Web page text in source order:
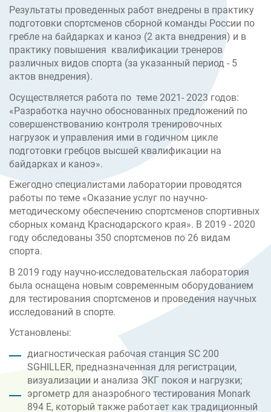
Результаты проведенных работ внедрены в практику
подготовки спортсменов сборной команды России по
гребле на байдарках и каноэ (2 акта внедрения) и в
практику повышения квалификации тренеров
различных видов спорта (за указанный период - 5
актов внедрения).
Осуществляется работа по теме 2021- 2023 годов:
«Разработка научно обоснованных предложений по
совершенствованию контроля тренировочных
нагрузок и управления ими в годичном цикле
подготовки гребцов высшей квалификации на
байдарках и каноэ».
Ежегодно специалистами лаборатории проводятся
работы по теме «Оказание услуг по научно-
методическому обеспечению спортсменов спортивных
сборных команд Краснодарского края». В 2019 - 2020
году обследованы 350 спортсменов по 26 видам
спорта.
В 2019 году научно-исследовательская лаборатория
была оснащена новым современным оборудованием
для тестирования спортсменов и проведения научных
исследований в спорте.
Установлены:
диагностическая рабочая станция SC 200
SGHILLER, предназначенная для регистрации,
визуализации и анализа ЭКГ покоя и нагрузки;
эргометр для анаэробного тестирования Monark
894 E, который также работает как традиционный